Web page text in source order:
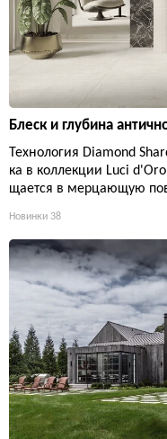
Блеск и глубина
Технология Diamond
ка в коллекции Luci
щается в мерцающую
Новинки 38